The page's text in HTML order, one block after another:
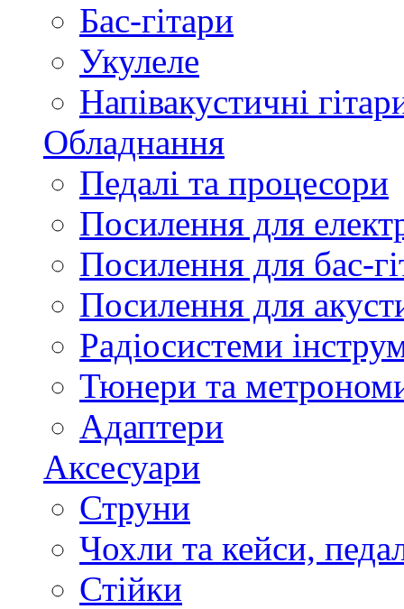
Бас-гітари
Укулеле
Напівакустичні
Обладнання
Педалі та процесори
Посилення для
Посилення для бас-
Посилення для
Радіосистеми
Тюнери та
Адаптери
Аксесуари
Струни
Чохли та кейси,
Стійки